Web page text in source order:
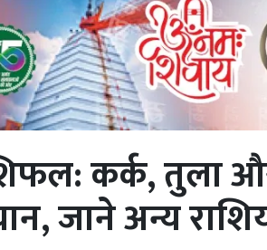
कर्क, तुला
जाने अन्य